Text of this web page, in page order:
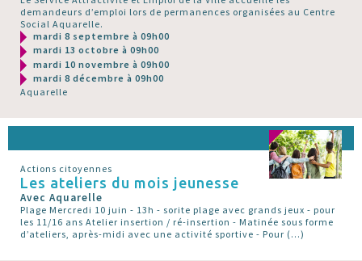
demandeurs d’emploi lors de permanences organisées au Centre
Social Aquarelle.
mardi 8 septembre à 09h00
mardi 13 octobre à 09h00
mardi 10 novembre à 09h00
mardi 8 décembre à 09h00
Aquarelle
Actions citoyennes
Les ateliers du mois jeunesse
Avec Aquarelle
Plage Mercredi 10 juin - 13h - sorite plage avec grands jeux - pour
les 11/16 ans Atelier insertion / ré-insertion - Matinée sous forme
d’ateliers, après-midi avec une activité sportive - Pour (…)